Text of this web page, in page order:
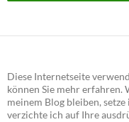
Diese Internetseite
können Sie mehr erfahren.
meinem Blog bleiben,
verzichte ich auf Ihre